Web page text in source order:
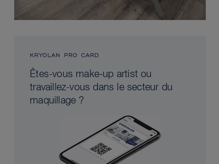
KRYOLAN PRO CARD
Êtes-vous make-up artist ou
travaillez-vous dans le secteur du
maquillage ?